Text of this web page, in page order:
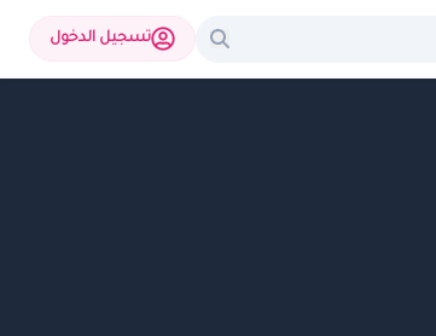
تسجيل الدخول